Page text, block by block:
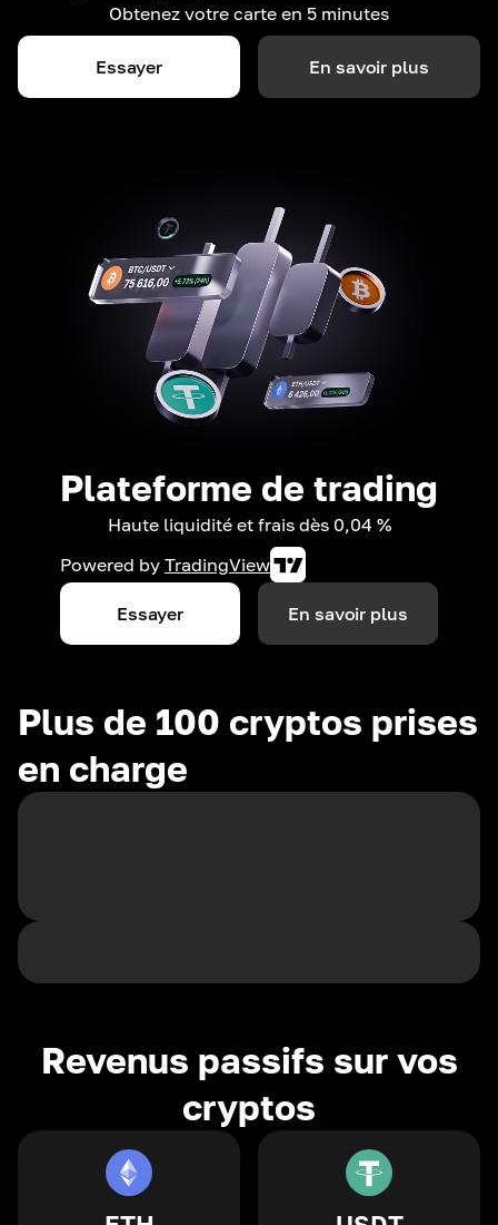
Obtenez votre carte en 5 minutes
Essayer En savoir plus
Plateforme de trading
Haute liquidité et frais dès 0,04 %
Powered by TradingView
Essayer En savoir plus
Plus de 100 cryptos prises
en charge
Revenus passifs sur vos
cryptos